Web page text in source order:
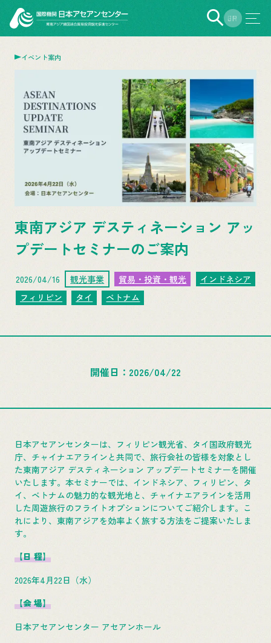
EN
JP
イベント案内
東南アジア デスティネーション アッ
プデートセミナーのご案内
2026/04/16 観光事業 貿易・投資・観光
インドネシア
フィリピン
タイ ベトナム
開催日 2026/04/22
日本アセアンセンターは、フィリピン観光省、タイ国政府観光
庁、チャイナエアラインと共同で、旅行会社の皆様を対象とし
た東南アジア デスティネーション アップデートセミナーを開催
いたします。本セミナーでは、インドネシア、フィリピン、タ
イ、ベトナムの魅力的な観光地と、チャイナエアラインを活用
した周遊旅行のフライトオプションについてご紹介します。こ
れにより、東南アジアを効率よく旅する方法をご提案いたしま
す。
【日 程】
2026年4月22日（水）
【会 場】
日本アセアンセンター アセアンホール